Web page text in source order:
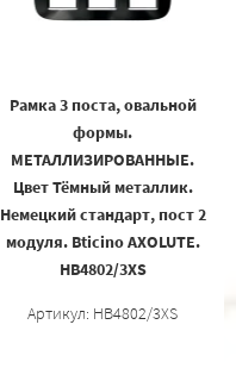
Рамка 3 поста, овальной
формы.
МЕТАЛЛИЗИРОВАННЫЕ.
Цвет Тёмный металлик.
Немецкий стандарт, пост 2
модуля. Bticino AXOLUTE.
HB4802/3XS
Артикул: HB4802/3XS